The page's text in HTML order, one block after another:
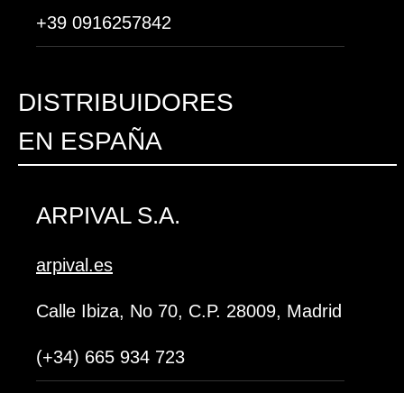
+39 0916257842
DISTRIBUIDORES
EN ESPAÑA
ARPIVAL S.A.
arpival.es
Calle Ibiza, No 70, C.P. 28009, Madrid
(+34) 665 934 723